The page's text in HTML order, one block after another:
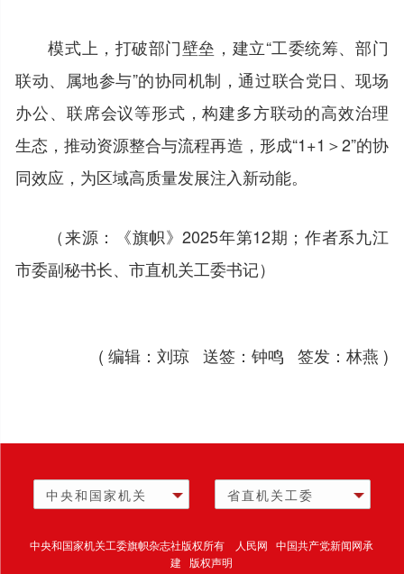
模式上，打破部门壁垒，建立“工委统筹、部门
联动、属地参与”的协同机制，通过联合党日、现场
办公、联席会议等形式，构建多方联动的高效治理
生态，推动资源整合与流程再造，形成“1+1＞2”的协
同效应，为区域高质量发展注入新动能。
（来源：《旗帜》2025年第12期；作者系九江
市委副秘书长、市直机关工委书记）
( 编辑：刘琼 送签：钟鸣 签发：林燕 )
中央和国家机关 省直机关工委
中央和国家机关工委旗帜杂志社版权所有 人民网 中国共产党新闻网承
建 版权声明